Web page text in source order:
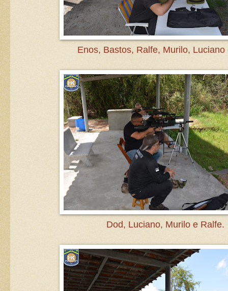
Enos, Bastos, Ralfe, Murilo, Luciano
Dod, Luciano, Murilo e Ralfe.